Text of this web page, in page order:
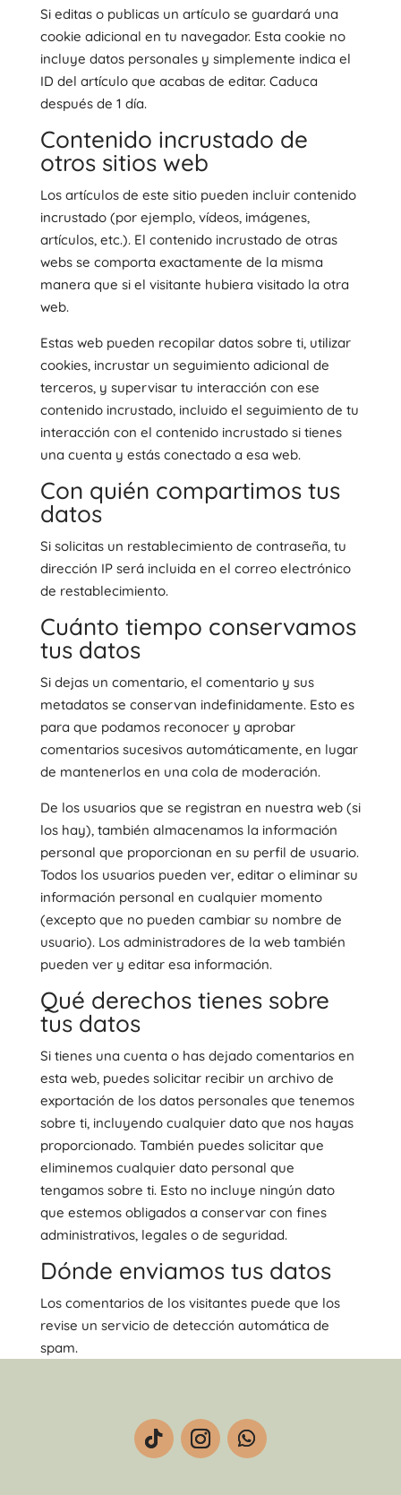
Si editas o publicas un artículo se guardará una
cookie adicional en tu navegador. Esta cookie no
incluye datos personales y simplemente indica el
ID del artículo que acabas de editar. Caduca
después de 1 día.
Contenido incrustado de
otros sitios web
Los artículos de este sitio pueden incluir contenido
incrustado (por ejemplo, vídeos, imágenes,
artículos, etc.). El contenido incrustado de otras
webs se comporta exactamente de la misma
manera que si el visitante hubiera visitado la otra
web.
Estas web pueden recopilar datos sobre ti, utilizar
cookies, incrustar un seguimiento adicional de
terceros, y supervisar tu interacción con ese
contenido incrustado, incluido el seguimiento de tu
interacción con el contenido incrustado si tienes
una cuenta y estás conectado a esa web.
Con quién compartimos tus
datos
Si solicitas un restablecimiento de contraseña, tu
dirección IP será incluida en el correo electrónico
de restablecimiento.
Cuánto tiempo conservamos
tus datos
Si dejas un comentario, el comentario y sus
metadatos se conservan indefinidamente. Esto es
para que podamos reconocer y aprobar
comentarios sucesivos automáticamente, en lugar
de mantenerlos en una cola de moderación.
De los usuarios que se registran en nuestra web (si
los hay), también almacenamos la información
personal que proporcionan en su perfil de usuario.
Todos los usuarios pueden ver, editar o eliminar su
información personal en cualquier momento
(excepto que no pueden cambiar su nombre de
usuario). Los administradores de la web también
pueden ver y editar esa información.
Qué derechos tienes sobre
tus datos
Si tienes una cuenta o has dejado comentarios en
esta web, puedes solicitar recibir un archivo de
exportación de los datos personales que tenemos
sobre ti, incluyendo cualquier dato que nos hayas
proporcionado. También puedes solicitar que
eliminemos cualquier dato personal que
tengamos sobre ti. Esto no incluye ningún dato
que estemos obligados a conservar con fines
administrativos, legales o de seguridad.
Dónde enviamos tus datos
Los comentarios de los visitantes puede que los
revise un servicio de detección automática de
spam.